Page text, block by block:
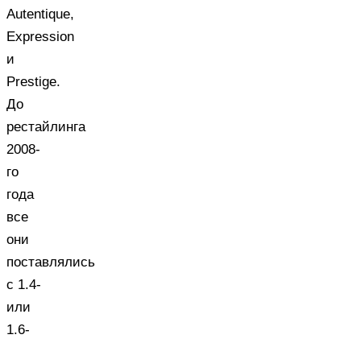
Autentique,
Expression
и
Prestige.
До
рестайлинга
2008-
го
года
все
они
поставлялись
с 1.4-
или
1.6-